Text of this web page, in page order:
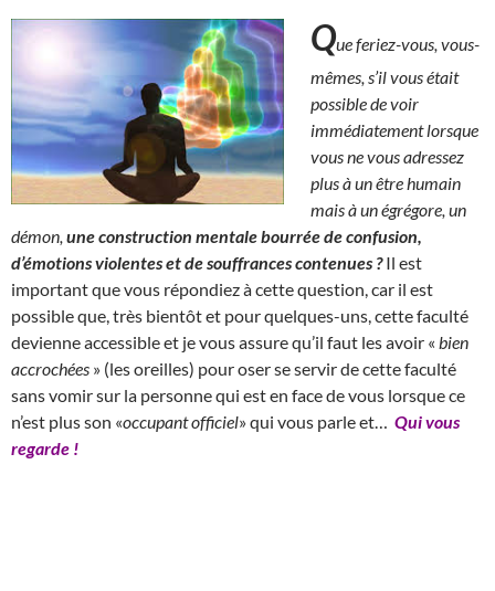
Que feriez-vous, vous-
mêmes, s’il vous était
possible de voir
immédiatement lorsque
vous ne vous adressez
plus à un être humain
mais à un égrégore, un
démon, une construction mentale bourrée de confusion,
d’émotions violentes et de souffrances contenues ?Il est
important que vous répondiez à cette question, car il est
possible que, très bientôt et pour quelques-uns, cette faculté
devienne accessible et je vous assure qu’il faut les avoir « bien
accrochées » (les oreilles) pour oser se servir de cette faculté
sans vomir sur la personne qui est en face de vous lorsque ce
n’est plus son «occupant officiel» qui vous parle et… Qui vous
regarde !